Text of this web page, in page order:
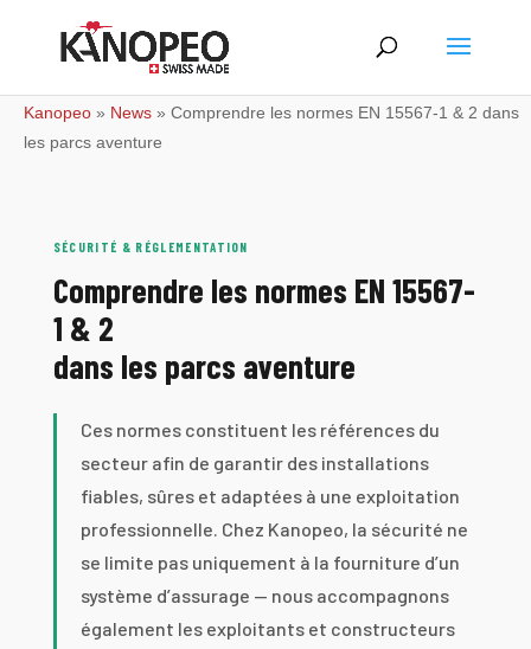
Kanopeo » News » Comprendre les normes EN 15567-1 & 2 dans
les parcs aventure
SÉCURITÉ & RÉGLEMENTATION
Comprendre les normes EN 15567-
1 & 2
dans les parcs aventure
Ces normes constituent les références du
secteur afin de garantir des installations
fiables, sûres et adaptées à une exploitation
professionnelle. Chez Kanopeo, la sécurité ne
se limite pas uniquement à la fourniture d’un
système d’assurage — nous accompagnons
également les exploitants et constructeurs